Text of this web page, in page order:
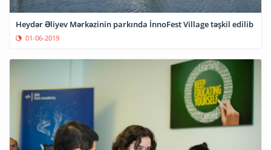
Heydər Əliyev Mərkəzinin parkında İnnoFest Village təşkil edilib
01-06-2019